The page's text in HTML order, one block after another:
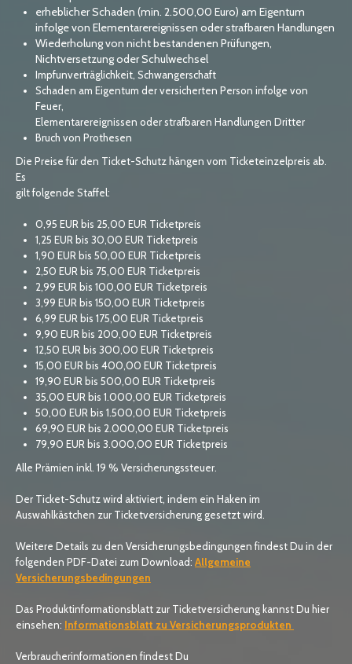
erheblicher Schaden (min. 2.500,00 Euro) am Eigentum
infolge von Elementarereignissen oder strafbaren Handlungen
Wiederholung von nicht bestandenen Prüfungen,
Nichtversetzung oder Schulwechsel
Impfunverträglichkeit, Schwangerschaft
Schaden am Eigentum der versicherten Person infolge von
Feuer,
Elementarereignissen oder strafbaren Handlungen Dritter
Bruch von Prothesen
Die Preise für den Ticket-Schutz hängen vom Ticketeinzelpreis ab.
Es
gilt folgende Staffel:
0,95 EUR bis 25,00 EUR Ticketpreis
1,25 EUR bis 30,00 EUR Ticketpreis
1,90 EUR bis 50,00 EUR Ticketpreis
2,50 EUR bis 75,00 EUR Ticketpreis
2,99 EUR bis 100,00 EUR Ticketpreis
3,99 EUR bis 150,00 EUR Ticketpreis
6,99 EUR bis 175,00 EUR Ticketpreis
9,90 EUR bis 200,00 EUR Ticketpreis
12,50 EUR bis 300,00 EUR Ticketpreis
15,00 EUR bis 400,00 EUR Ticketpreis
19,90 EUR bis 500,00 EUR Ticketpreis
35,00 EUR bis 1.000,00 EUR Ticketpreis
50,00 EUR bis 1.500,00 EUR Ticketpreis
69,90 EUR bis 2.000,00 EUR Ticketpreis
79,90 EUR bis 3.000,00 EUR Ticketpreis
Alle Prämien inkl. 19 % Versicherungssteuer.
Der Ticket-Schutz wird aktiviert, indem ein Haken im
Auswahlkästchen zur Ticketversicherung gesetzt wird.
Weitere Details zu den Versicherungsbedingungen findest Du in der
folgenden PDF-Datei zum Download: Allgemeine
Versicherungsbedingungen
Das Produktinformationsblatt zur Ticketversicherung kannst Du hier
einsehen: Informationsblatt zu Versicherungsprodukten
Verbraucherinformationen findest Du